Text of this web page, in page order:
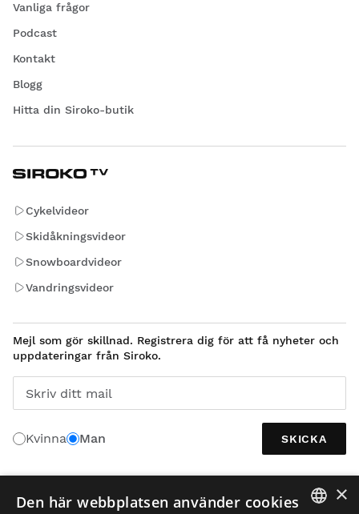
Vanliga frågor
Podcast
Kontakt
Blogg
Hitta din Siroko-butik
Cykelvideor
Skidåkningsvideor
Snowboardvideor
Vandringsvideor
Mejl som gör skillnad. Registrera dig för att få nyheter och
uppdateringar från Siroko.
Skriv ditt mail
Kvinna Man SKICKA
SVENSKA ×
Den här webbplatsen använder cookies